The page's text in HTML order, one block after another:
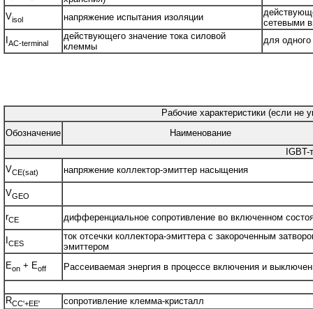
Visol напряжение испытания изоляции
сетевыми
AC-terminal
действующего значение тока силовой
клеммы
для
Рабочие характеристики (если не
Обозначение
Наименование
IGBT-
VCE(sat) напряжение коллектор-эмиттер насыщения
VGEO
rCE дифференциальное сопротивление во включенном
CES
ток отсечки коллектора-эмиттера с закороченным
эмиттером
Eon + Eoff Рассеиваемая энергия в процессе включения и
RCC'+EE'
сопротивление клемма-кристалл